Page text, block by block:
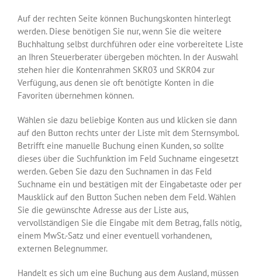
Auf der rechten Seite können Buchungskonten hinterlegt
werden. Diese benötigen Sie nur, wenn Sie die weitere
Buchhaltung selbst durchführen oder eine vorbereitete Liste
an Ihren Steuerberater übergeben möchten. In der Auswahl
stehen hier die Kontenrahmen SKR03 und SKR04 zur
Verfügung, aus denen sie oft benötigte Konten in die
Favoriten übernehmen können.
Wählen sie dazu beliebige Konten aus und klicken sie dann
auf den Button rechts unter der Liste mit dem Sternsymbol.
Betrifft eine manuelle Buchung einen Kunden, so sollte
dieses über die Suchfunktion im Feld Suchname eingesetzt
werden. Geben Sie dazu den Suchnamen in das Feld
Suchname ein und bestätigen mit der Eingabetaste oder per
Mausklick auf den Button Suchen neben dem Feld. Wählen
Sie die gewünschte Adresse aus der Liste aus,
vervollständigen Sie die Eingabe mit dem Betrag, falls nötig,
einem MwSt.-Satz und einer eventuell vorhandenen,
externen Belegnummer.
Handelt es sich um eine Buchung aus dem Ausland, müssen